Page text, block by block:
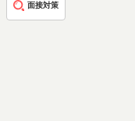
面接対策